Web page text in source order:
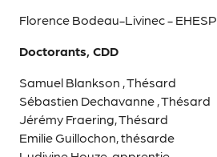
Florence Bodeau-Livinec - EHESP
Doctorants, CDD
Samuel Blankson , Thésard
Sébastien Dechavanne , Thésard
Jérémy Fraering, Thésard
Emilie Guillochon, thésarde